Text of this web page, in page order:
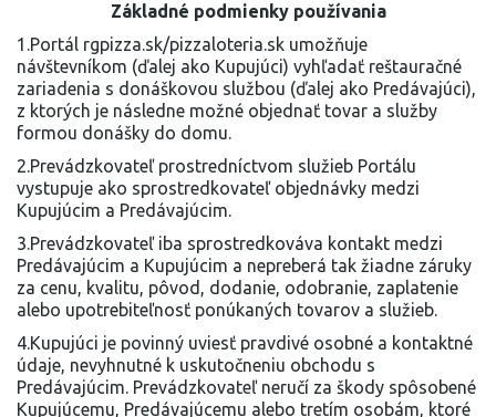
Základné podmienky používania
1.Portál rgpizza.sk/pizzaloteria.sk umožňuje
návštevníkom (ďalej ako Kupujúci) vyhľadať reštauračné
zariadenia s donáškovou službou (ďalej ako Predávajúci),
z ktorých je následne možné objednať tovar a služby
formou donášky do domu.
2.Prevádzkovateľ prostredníctvom služieb Portálu
vystupuje ako sprostredkovateľ objednávky medzi
Kupujúcim a Predávajúcim.
3.Prevádzkovateľ iba sprostredkováva kontakt medzi
Predávajúcim a Kupujúcim a nepreberá tak žiadne záruky
za cenu, kvalitu, pôvod, dodanie, odobranie, zaplatenie
alebo upotrebiteľnosť ponúkaných tovarov a služieb.
4.Kupujúci je povinný uviesť pravdivé osobné a kontaktné
údaje, nevyhnutné k uskutočneniu obchodu s
Predávajúcim. Prevádzkovateľ neručí za škody spôsobené
Kupujúcemu, Predávajúcemu alebo tretím osobám, ktoré